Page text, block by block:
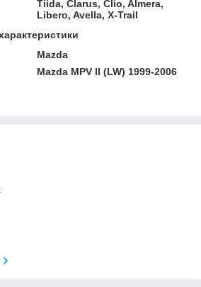
Tiida, Clarus, Clio, Almera,
Libero, Avella, X-Trail
Mazda
Mazda MPV II (LW) 1999-2006